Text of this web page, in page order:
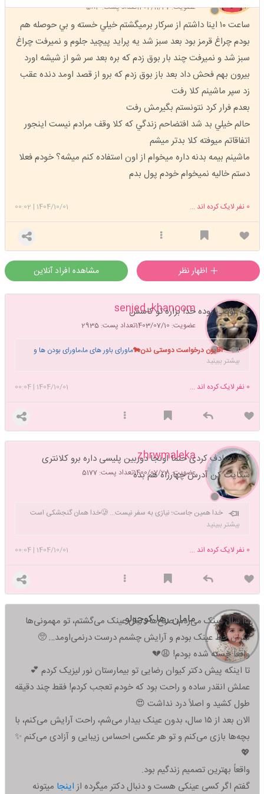
عضویت: 1402/11/27 تعداد پست: 583
ساعت ١٠ اينا داشتم از سركار برميگشتم خيلي خسته و بي حوصله هم
بودم چراغ قرمز بود بعد سبز شد يه پرايد پيچيد جلوم و نميرفت چراغ
سبز شد و نميرفت چند بار بوق زدم كه بره بعد سر شو از شيشه اورد
بيرون بهم فحش داد بعد باز بوق زدم كه برو از قصد اومد دنده عقب
زد سپر ماشينم كلا رفت
بعدم فرار كرد نتونستم بگيرمش رفت
حالم خيلي بد شد افتضاحم زندگي كه كلا وقف مرادم نيست اينجور
اتفاقاتم ميوفته كلا بدتر ميشم
ماشينم بيمه بدنه داره ميخوام از اون استفاده كنم ميشه؟ خودم فعلا
دستم خاليه نميخوام خودم پول بدم
1404/10/01
|
00:02 0 نفر لایک کرده اند ...
مشاهده افراد آنلاین
senjed_khanoom
عضویت: 1403/07/10 تعداد پست: 2935
چه عوضی بوده خدا بزاره تو کاسش
اقایون درخواست دوستی ندن🐄ماورای باور های ما،ماورای بودن ها و
نبودن های ما، آنجا دشتی ست..فراتر از همه تصورات ، انجا تو را خواهم دید.🪼
بیشتر ببینید
1404/10/01
|
00:04 0 نفر لایک کرده اند ...
zhrwmaleka
عضویت: 1400/07/28 تعداد پست: 5177
کجا تصادف کردی حتما اونجا دوربین پلیسی داره برو کلانتری
شکایت کن آدرس چهارراه هم بده
خدا همین جاست؛ نیازی به سفر نیست... 🥲خدا همان گنجشکی است
که صبح برای تو می خواند ... 🌟خدا در دستان مردی است که نابینایی را
برای درمان به بیمارستان می برد...💫🌟 خدا در جمله«عجب شانسی
آوردم»است.... 🌟💫 خدا خیلی وقت است که آمده نزدیک من و تو.. (خدا
همین حوالیست)...🥲🙃🌟🌟🌟
بیشتر ببینید
1404/10/01
|
00:04 0 نفر لایک کرده اند ...
مامان رها کوچولو
۱۵ سال عینک می‌زدم، صبح‌ها دنبال عینک می‌گشتم، تو مهمونی‌ها
نگران خط عینک بودم و آرایش چشمم درست درنمی‌اومد… 🥺
واقعاً خسته شده بودم! 😩💔
تا اینکه پیش دکتر کیوان رضایی تو بیمارستان نور لیزیک کردم 💕
عملش انقدر ساده و راحت بود که خودم تعجب کردم! فقط چند دقیقه
طول کشید و اصلاً درد نداشت 😍
الان بعد از ۱۵ سال، بدون عینک بیدار می‌شم، راحت آرایش می‌کنم، با
بچه‌ها بازی می‌کنم و تو هر عکسی احساس زیبایی و آزادی می‌کنم ✨
💖
واقعاً بهترین تصمیم زندگیم بود.
گفتم اگر کسی عینکی هست و دنبال دکتر میگرده از اینجا میتونه